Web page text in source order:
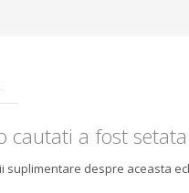
cautati a fost
suplimentare despre aceasta